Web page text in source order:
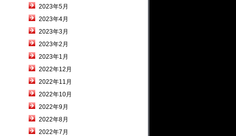
2023年5月
2023年4月
2023年3月
2023年2月
2023年1月
2022年12月
2022年11月
2022年10月
2022年9月
2022年8月
2022年7月